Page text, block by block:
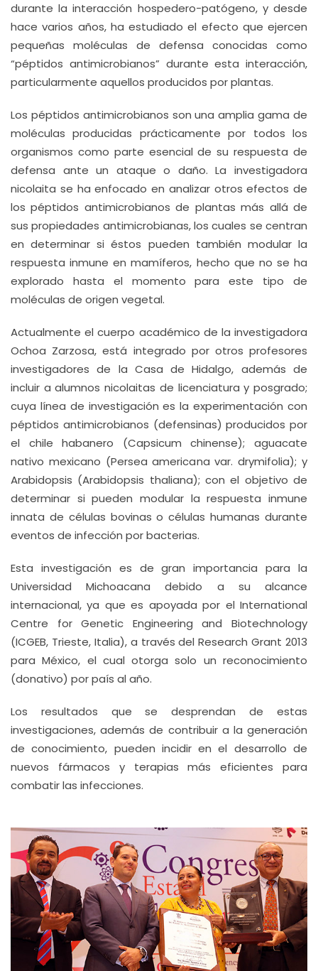
durante la interacción hospedero-patógeno, y desde
hace varios años, ha estudiado el efecto que ejercen
pequeñas moléculas de defensa conocidas como
“péptidos antimicrobianos” durante esta interacción,
particularmente aquellos producidos por plantas.
Los péptidos antimicrobianos son una amplia gama de
moléculas producidas prácticamente por todos los
organismos como parte esencial de su respuesta de
defensa ante un ataque o daño. La investigadora
nicolaita se ha enfocado en analizar otros efectos de
los péptidos antimicrobianos de plantas más allá de
sus propiedades antimicrobianas, los cuales se centran
en determinar si éstos pueden también modular la
respuesta inmune en mamíferos, hecho que no se ha
explorado hasta el momento para este tipo de
moléculas de origen vegetal.
Actualmente el cuerpo académico de la investigadora
Ochoa Zarzosa, está integrado por otros profesores
investigadores de la Casa de Hidalgo, además de
incluir a alumnos nicolaitas de licenciatura y posgrado;
cuya línea de investigación es la experimentación con
péptidos antimicrobianos (defensinas) producidos por
el chile habanero (Capsicum chinense); aguacate
nativo mexicano (Persea americana var. drymifolia); y
Arabidopsis (Arabidopsis thaliana); con el objetivo de
determinar si pueden modular la respuesta inmune
innata de células bovinas o células humanas durante
eventos de infección por bacterias.
Esta investigación es de gran importancia para la
Universidad Michoacana debido a su alcance
internacional, ya que es apoyada por el International
Centre for Genetic Engineering and Biotechnology
(ICGEB, Trieste, Italia), a través del Research Grant 2013
para México, el cual otorga solo un reconocimiento
(donativo) por país al año.
Los resultados que se desprendan de estas
investigaciones, además de contribuir a la generación
de conocimiento, pueden incidir en el desarrollo de
nuevos fármacos y terapias más eficientes para
combatir las infecciones.